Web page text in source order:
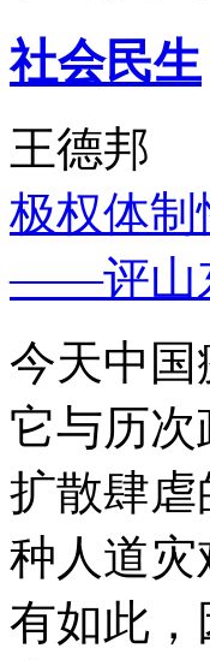
社会民生
王德邦
极权体制
——评山
今天中
它与历
扩散肆
种人道
有如此